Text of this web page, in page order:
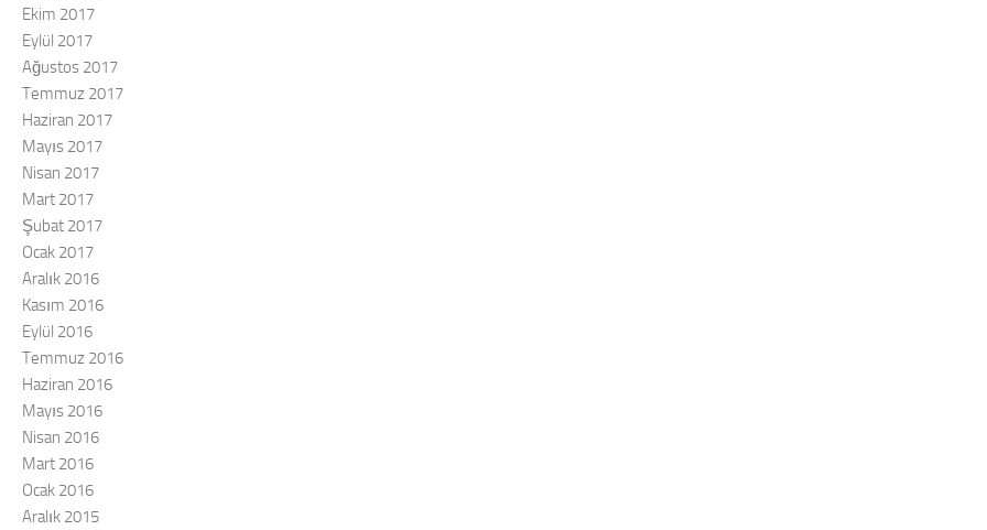
Ekim 2017
Eylül 2017
Ağustos 2017
Temmuz 2017
Haziran 2017
Mayıs 2017
Nisan 2017
Mart 2017
Şubat 2017
Ocak 2017
Aralık 2016
Kasım 2016
Eylül 2016
Temmuz 2016
Haziran 2016
Mayıs 2016
Nisan 2016
Mart 2016
Ocak 2016
Aralık 2015